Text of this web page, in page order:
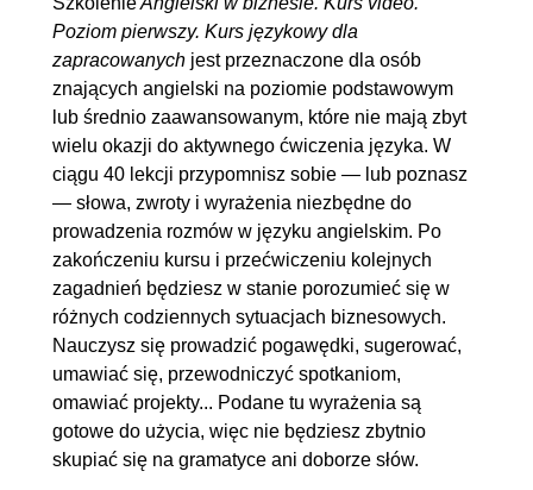
wiadomości
7.2. Opisywanie procesów
00:05:01
7.3. Sprawozdawanie
00:02:23
7.4. Odnoszenie się do
przeszłych projektów
00:02:59
7.5. Omawianie przyszłych
projektów
00:05:32
7.6. Łączniki 00:03:51
Poziom pierwszy. Kurs językowy dla
zapracowanych jest przeznaczone dla osób
znających angielski na poziomie podstawowym
lub średnio zaawansowanym, które nie mają zbyt
wielu okazji do aktywnego ćwiczenia języka. W
ciągu 40 lekcji przypomnisz sobie — lub poznasz
— słowa, zwroty i wyrażenia niezbędne do
prowadzenia rozmów w języku angielskim. Po
zakończeniu kursu i przećwiczeniu kolejnych
zagadnień będziesz w stanie porozumieć się w
różnych codziennych sytuacjach biznesowych.
Nauczysz się prowadzić pogawędki, sugerować,
umawiać się, przewodniczyć spotkaniom,
omawiać projekty... Podane tu wyrażenia są
gotowe do użycia, więc nie będziesz zbytnio
skupiać się na gramatyce ani doborze słów.